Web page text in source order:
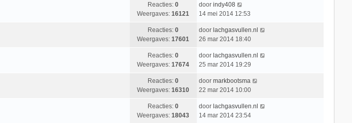
Reacties:0
Weergaves:16121
door indy408
14 mei 2014 12:53
Reacties:0
Weergaves:17601
door lachgasvullen.nl
26 mar 2014 18:40
Reacties:0
Weergaves:17674
door lachgasvullen.nl
25 mar 2014 19:29
Reacties:0
Weergaves:16310
door markbootsma
22 mar 2014 10:00
Reacties:0
Weergaves:18043
door lachgasvullen.nl
14 mar 2014 23:54